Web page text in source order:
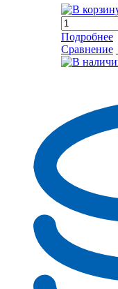
Подробнее
Сравнение